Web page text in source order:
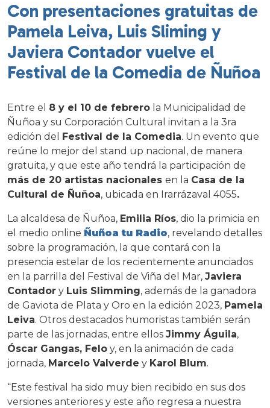
Con presentaciones gratuitas de
Pamela Leiva, Luis Sliming y
Javiera Contador vuelve el
Festival de la Comedia de Ñuñoa
Entre el 8 y el 10 de febrero la Municipalidad de
Ñuñoa y su Corporación Cultural invitan a la 3ra
edición del Festival de la Comedia. Un evento que
reúne lo mejor del stand up nacional, de manera
gratuita, y que este año tendrá la participación de
más de 20 artistas nacionales en la Casa de la
Cultural de Ñuñoa, ubicada en Irarrázaval 4055.
La alcaldesa de Ñuñoa, Emilia Ríos, dio la primicia en
el medio online Ñuñoa tu Radio, revelando detalles
sobre la programación, la que contará con la
presencia estelar de los recientemente anunciados
en la parrilla del Festival de Viña del Mar, Javiera
Contador y Luis Slimming, además de la ganadora
de Gaviota de Plata y Oro en la edición 2023, Pamela
Leiva. Otros destacados humoristas también serán
parte de las jornadas, entre ellos Jimmy Águila,
Óscar Gangas, Felo y, en la animación de cada
jornada, Marcelo Valverde y Karol Blum.
“Este festival ha sido muy bien recibido en sus dos
versiones anteriores y este año regresa a nuestra